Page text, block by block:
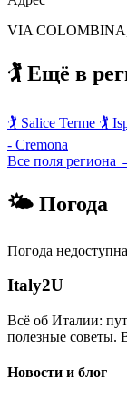
VIA
🏌️ Ещё в
🏌️ Salice Terme 🏌️
- Cremona
Все поля региона
🌤 Погода
Погода недоступна
Italy2U
Всё об Италии:
полезные советы.
Новости и блог